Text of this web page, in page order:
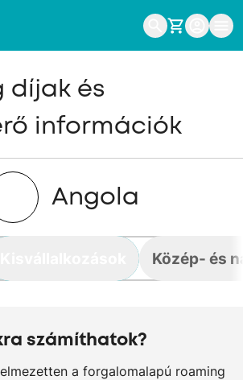
díjak és
információk
Angola
Közép- és
számíthatok?
a forgalomalapú roaming